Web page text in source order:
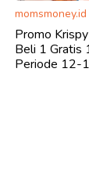
momsmoney.id
Promo
Beli 1 Gratis
Periode 12-